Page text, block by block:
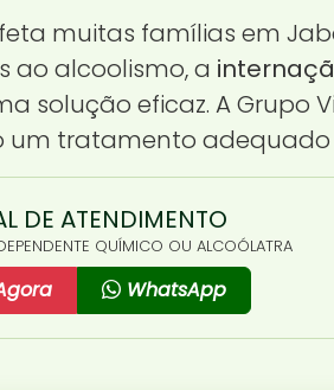
muitas famílias em
ao alcoolismo, a
solução eficaz. A Grupo
um tratamento
DE ATENDIMENTO
QUÍMICO OU ALCOÓLATRA
WhatsApp